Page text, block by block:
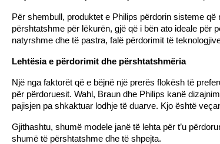
Për shembull, produktet e Philips përdorin sisteme
përshtatshme për lëkurën, gjë që i bën ato ideale për
natyrshme dhe të pastra, falë përdorimit të
Lehtësia e përdorimit dhe përshtatshmëria
Një nga faktorët që e bëjnë një prerës flokësh të
për përdoruesit. Wahl, Braun dhe Philips kanë
pajisjen pa shkaktuar lodhje të duarve. Kjo është
Gjithashtu, shumë modele janë të lehta për t’u
shumë të përshtatshme dhe të shpejta.